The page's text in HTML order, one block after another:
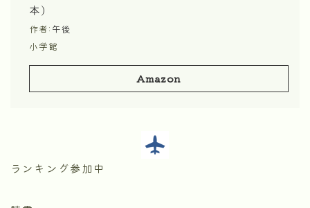
本)
作者: 午後
小学館
Amazon
ランキング参加中